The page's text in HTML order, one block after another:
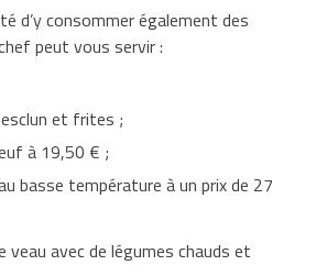
d’y consommer également des
peut vous servir :
et frites ;
à 19,50 € ;
basse température à un prix de 27
veau avec de légumes chauds et